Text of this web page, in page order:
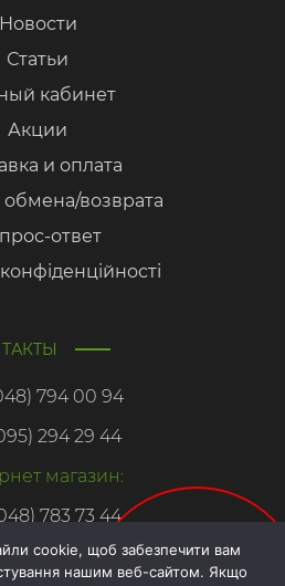
Новости
Статьи
кабинет
Акции
и оплата
возврата
ответ
794 00 94
294 29 44
магазин:
783 73 44
Онлайн
cookie, щоб забезпечити вам
нашим веб-сайтом. Якщо